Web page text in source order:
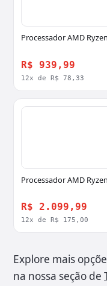
Processador AMD
R$ 939,99
12x de R$ 78,33
Processador AMD
R$ 2.099,99
12x de R$ 175,00
Explore mais
na nossa seção de